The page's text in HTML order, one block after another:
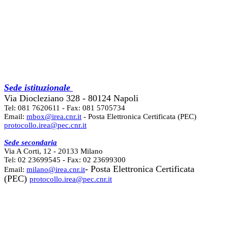
Sede istituzionale
Via Diocleziano 328 - 80124 Napoli
Tel: 081 7620611 - Fax: 081 5705734
Email: mbox@irea.cnr.it - Posta Elettronica Certificata (PEC)
protocollo.irea@pec.cnr.it
Sede secondaria
Via A Corti, 12 - 20133 Milano
Tel: 02 23699545 - Fax: 02 23699300
Email: milano@irea.cnr.it- Posta Elettronica Certificata
(PEC) protocollo.irea@pec.cnr.it